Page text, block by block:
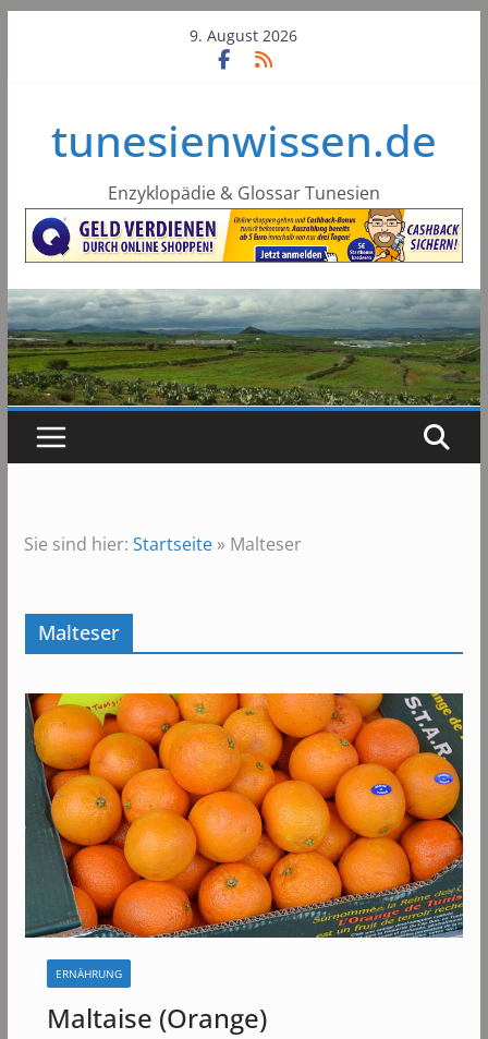
9. August 2026
tunesienwissen.de
Enzyklopädie & Glossar Tunesien
Sie sind hier: Startseite» Malteser
Malteser
ERNÄHRUNG
Maltaise (Orange)